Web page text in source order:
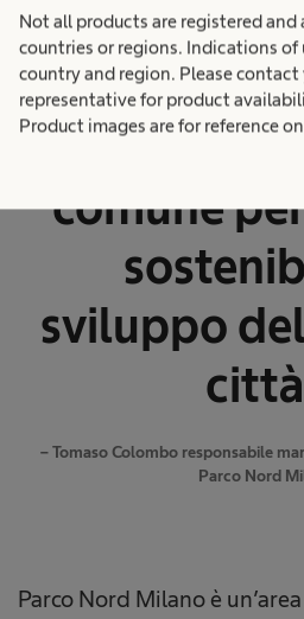
Not all products are registered and
countries or regions. Indications of
country and region. Please
representative for product
Product images are for reference
mondo
ci
questo
comune
sviluppo
– Tomaso Colombo responsabile
Parco Nord
Parco Nord Milano è